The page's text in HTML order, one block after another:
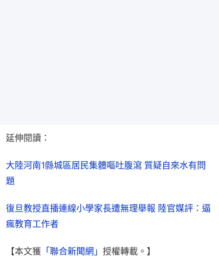
延伸閱讀：
大陸河南1縣城區居民集體嘔吐腹瀉 質疑自來水有問
題
復旦教授直播連線小學家長遭無理舉報 陸官媒評：逼
瘋教育工作者
【本文獲 「聯合新聞網」 授權轉載。】